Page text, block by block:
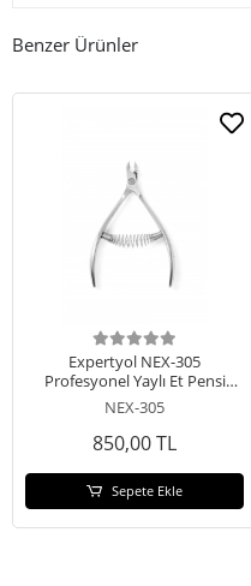
Benzer Ürünler
Expertyol NEX-305
Profesyonel Yaylı Et Pensi
5mm
NEX-305
850,00 TL
Sepete Ekle